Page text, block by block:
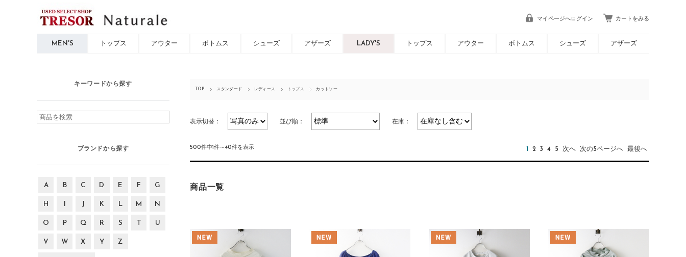
マイページへログイン カートをみる
MEN'S トップス アウター ボトムス シューズ アザーズ LADY'S トップス アウター ボトムス シューズ アザーズ
TOP スタンダード レディース トップス カットソー
表示切替： 並び順： 在庫：
500件中1件～40件を表示 1 2 3 4 5 次へ 次の5ページへ 最後へ
商品一覧
キーワードから探す
ブランドから探す
A B C D E F G
H J K L M N
O P Q R S T U
V W X Y Z